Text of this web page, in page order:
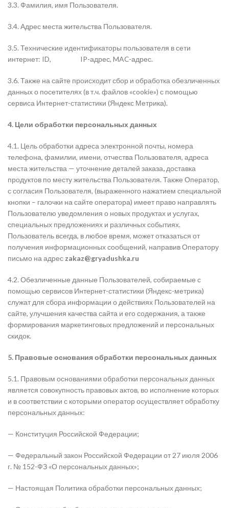
3.3. Фамилия, имя Пользователя.
3.4. Адрес места жительства Пользователя.
3.5. Технические идентификаторы пользователя в сети
интернет: ID,
IP-адрес, MAC-адрес.
3.6. Также на сайте происходит сбор и обработка обезличенных
данных о посетителях (в т.ч. файлов «cookie») с помощью
сервиса Интернет-статистики (Яндекс Метрика).
4. Цели обработки персональных данных
4.1. Цель обработки адреса электронной почты, номера
телефона, фамилии, имени, отчества Пользователя, адреса
места жительства — уточнение деталей заказа, доставка
продуктов по месту жительства Пользователя. Также Оператор,
с согласия Пользователя, (выраженного нажатием специальной
кнопки – галочки на сайте оператора) имеет право направлять
Пользователю уведомления о новых продуктах и услугах,
специальных предложениях и различных событиях.
Пользователь всегда, в любое время, может отказаться от
получения информационных сообщений, направив Оператору
письмо на адрес zakaz@gryadushka.ru
4.2. Обезличенные данные Пользователей, собираемые с
помощью сервисов Интернет-статистики (Яндекс-метрика)
служат для сбора информации о действиях Пользователей на
сайте, улучшения качества сайта и его содержания, а также
формирования маркетинговых предложений и персональных
скидок.
5. Правовые основания обработки персональных данных
5.1. Правовым основаниями обработки персональных данных
является совокупность правовых актов, во исполнение которых
и в соответствии с которыми оператор осуществляет обработку
персональных данных:
— Конституция Российской Федерации;
— Федеральный закон Российской Федерации от 27 июля 2006
г. № 152-ФЗ «О персональных данных»;
— Настоящая Политика обработки персональных данных;